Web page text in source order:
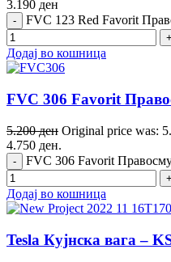
3.190 ден
FVC 123 Red Favorit
Додај во кошница
FVC 306 Favorit
5.200ден Original price was:
4.750 ден.
FVC 306 Favorit
Додај во кошница
Tesla Кујнска вага –